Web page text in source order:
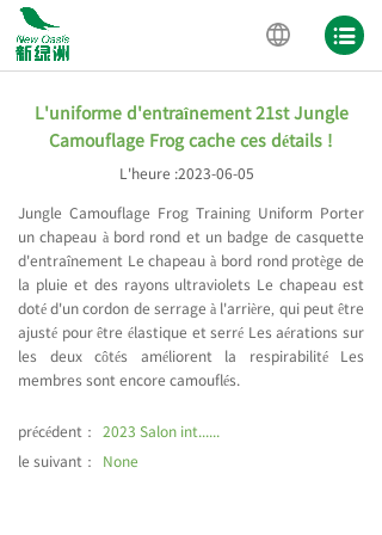
L'uniforme d'entraînement 21st Jungle
Camouflage Frog cache ces détails !
L'heure :2023-06-05
Jungle Camouflage Frog Training Uniform Porter
un chapeau à bord rond et un badge de casquette
d'entraînement Le chapeau à bord rond protège de
la pluie et des rayons ultraviolets Le chapeau est
doté d'un cordon de serrage à l'arrière, qui peut être
ajusté pour être élastique et serré Les aérations sur
les deux côtés améliorent la respirabilité Les
membres sont encore camouflés.
précédent： 2023 Salon int......
le suivant：
None